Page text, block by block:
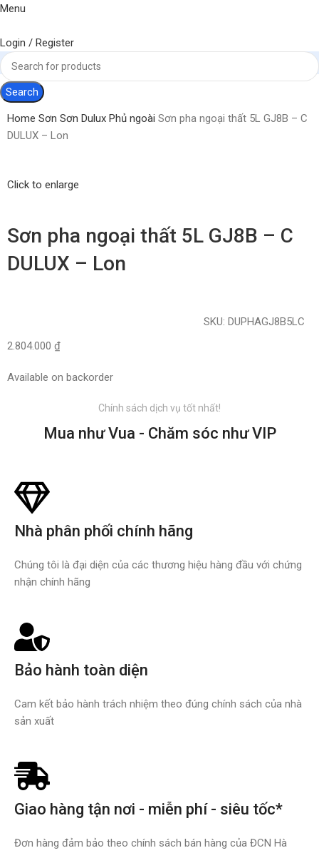
Menu
Login / Register
Search
Home Sơn Sơn Dulux Phủ ngoài Sơn pha ngoại thất 5L GJ8B – C
DULUX – Lon
Click to enlarge
Sơn pha ngoại thất 5L GJ8B – C
DULUX – Lon
SKU: DUPHAGJ8B5LC
2.804.000 ₫
Available on backorder
Chính sách dịch vụ tốt nhất!
Mua như Vua - Chăm sóc như VIP
Nhà phân phối chính hãng
Chúng tôi là đại diện của các thương hiệu hàng đầu với chứng
nhận chính hãng
Bảo hành toàn diện
Cam kết bảo hành trách nhiệm theo đúng chính sách của nhà
sản xuất
Giao hàng tận nơi - miễn phí - siêu tốc*
Đơn hàng đảm bảo theo chính sách bán hàng của ĐCN Hà